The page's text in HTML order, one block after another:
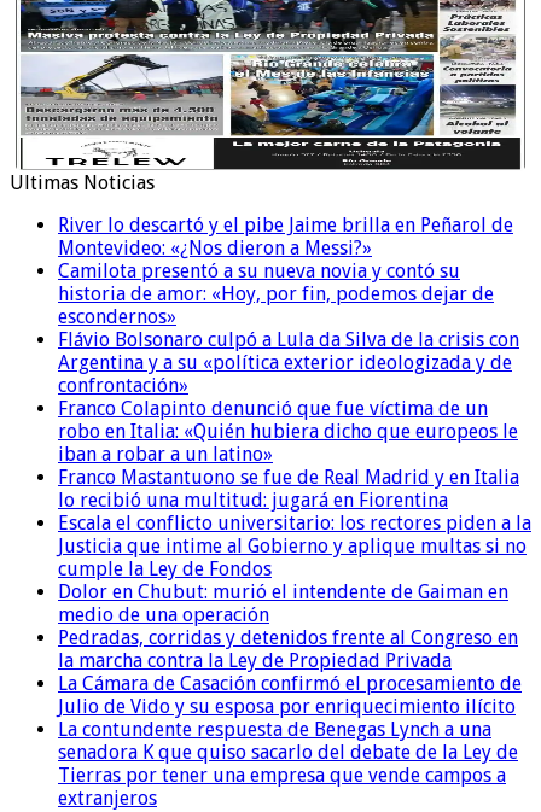
Ultimas Noticias
River lo descartó y el pibe Jaime brilla en Peñarol de
Montevideo: «¿Nos dieron a Messi?»
Camilota presentó a su nueva novia y contó su
historia de amor: «Hoy, por fin, podemos dejar de
escondernos»
Flávio Bolsonaro culpó a Lula da Silva de la crisis con
Argentina y a su «política exterior ideologizada y de
confrontación»
Franco Colapinto denunció que fue víctima de un
robo en Italia: «Quién hubiera dicho que europeos le
iban a robar a un latino»
Franco Mastantuono se fue de Real Madrid y en Italia
lo recibió una multitud: jugará en Fiorentina
Escala el conflicto universitario: los rectores piden a la
Justicia que intime al Gobierno y aplique multas si no
cumple la Ley de Fondos
Dolor en Chubut: murió el intendente de Gaiman en
medio de una operación
Pedradas, corridas y detenidos frente al Congreso en
la marcha contra la Ley de Propiedad Privada
La Cámara de Casación confirmó el procesamiento de
Julio de Vido y su esposa por enriquecimiento ilícito
La contundente respuesta de Benegas Lynch a una
senadora K que quiso sacarlo del debate de la Ley de
Tierras por tener una empresa que vende campos a
extranjeros